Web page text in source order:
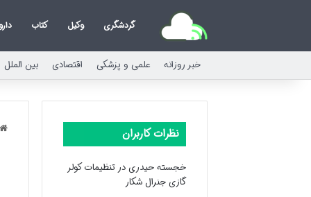
گردشگری وکیل کتاب
خبر روزانه علمی و پزشکی اقتصادی بین الملل
نظرات کاربران
خجسته حیدریدرتنظیمات کولر
گازی جنرال شکار